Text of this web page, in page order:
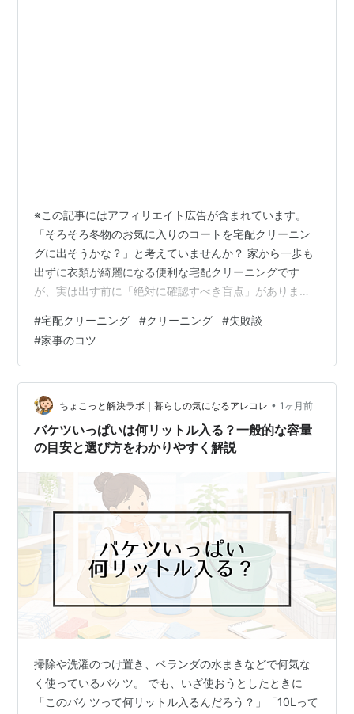
※この記事にはアフィリエイト広告が含まれています。
「そろそろ冬物のお気に入りのコートを宅配クリーニン
グに出そうかな？」と考えていませんか？ 家から一歩も
出ずに衣類が綺麗になる便利な宅配クリーニングです
が、実は出す前に「絶対に確認すべき盲点」がありま
ねません。 この記事では、元クリーニング店勤務の私が
実際に目撃した「信じられない失敗談」を交えながら、
出す前のチェックポイントと、安心して任せられるおす
すめの宅配クリーニング5選を紹介します。最後まで読め
ば、失敗せずにお得で快適なクリーニングライフを送れ
ますよ！ 【実話】本当にあった宅配クリーニング…
#宅配クリーニング #クリーニング #失敗談
#家事のコツ
ちょこっと解決ラボ｜暮らしの気になるアレコレ • 1ヶ月前
バケツいっぱいは何リットル入る？一般的な容量
の目安と選び方をわかりやすく解説
掃除や洗濯のつけ置き、ベランダの水まきなどで何気な
く使っているバケツ。 でも、いざ使おうとしたときに
「このバケツって何リットル入るんだろう？」「10Lって